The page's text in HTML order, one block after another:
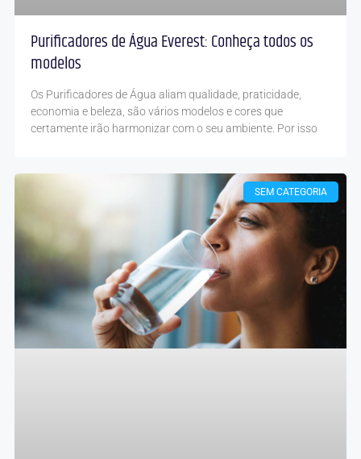
Purificadores de Água Everest: Conheça todos os
modelos
Os Purificadores de Água aliam qualidade, praticidade,
economia e beleza, são vários modelos e cores que
certamente irão harmonizar com o seu ambiente. Por isso
SEM CATEGORIA